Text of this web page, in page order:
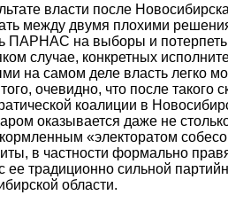
власти после
между двумя плохими
ПАРНАС на выборы и
случае, конкретных
на самом деле власть легко
очевидно, что после такого
коалиции в
оказывается даже не
«электоратом
в частности формально
ее традиционно сильной
области.